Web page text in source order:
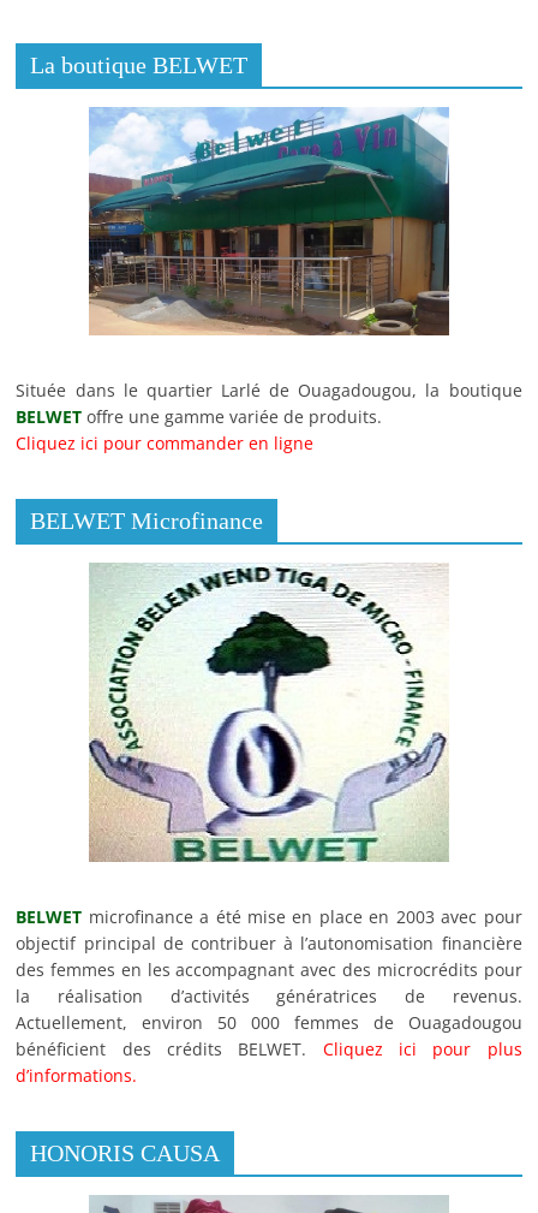
La boutique BELWET
Située dans le quartier Larlé de Ouagadougou, la boutique
BELWET offre une gamme variée de produits.
Cliquez ici pour commander en ligne
BELWET Microfinance
BELWET microfinance a été mise en place en 2003 avec pour
objectif principal de contribuer à l’autonomisation financière
des femmes en les accompagnant avec des microcrédits pour
la réalisation d’activités génératrices de revenus.
Actuellement, environ 50 000 femmes de Ouagadougou
bénéficient des crédits BELWET. Cliquez ici pour plus
d’informations.
HONORIS CAUSA